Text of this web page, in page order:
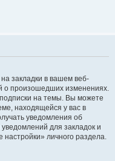
закладки в вашем веб-
о произошедших изменениях.
на темы. Вы можете
находящейся у вас в
уведомления об
для закладок и
личного раздела.